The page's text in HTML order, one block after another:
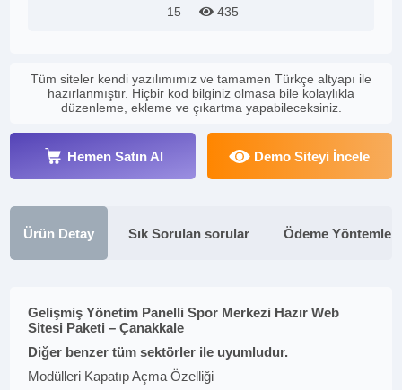
15 435
Tüm siteler kendi yazılımımız ve tamamen Türkçe altyapı ile
hazırlanmıştır. Hiçbir kod bilginiz olmasa bile kolaylıkla
düzenleme, ekleme ve çıkartma yapabileceksiniz.
Hemen Satın Al Demo Siteyi İncele
Ürün Detay Sık Sorulan sorular Ödeme Yöntemleri
Gelişmiş Yönetim Panelli Spor Merkezi Hazır Web
Sitesi Paketi – Çanakkale
Diğer benzer tüm sektörler ile uyumludur.
Modülleri Kapatıp Açma Özelliği